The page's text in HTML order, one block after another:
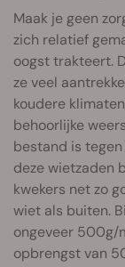
Maak je geen
zich relatief
oogst trakteert.
ze veel
koudere
behoorlijke
bestand is
deze wietzaden
kwekers net zo
wiet als buiten.
ongeveer 500g/
opbrengst van